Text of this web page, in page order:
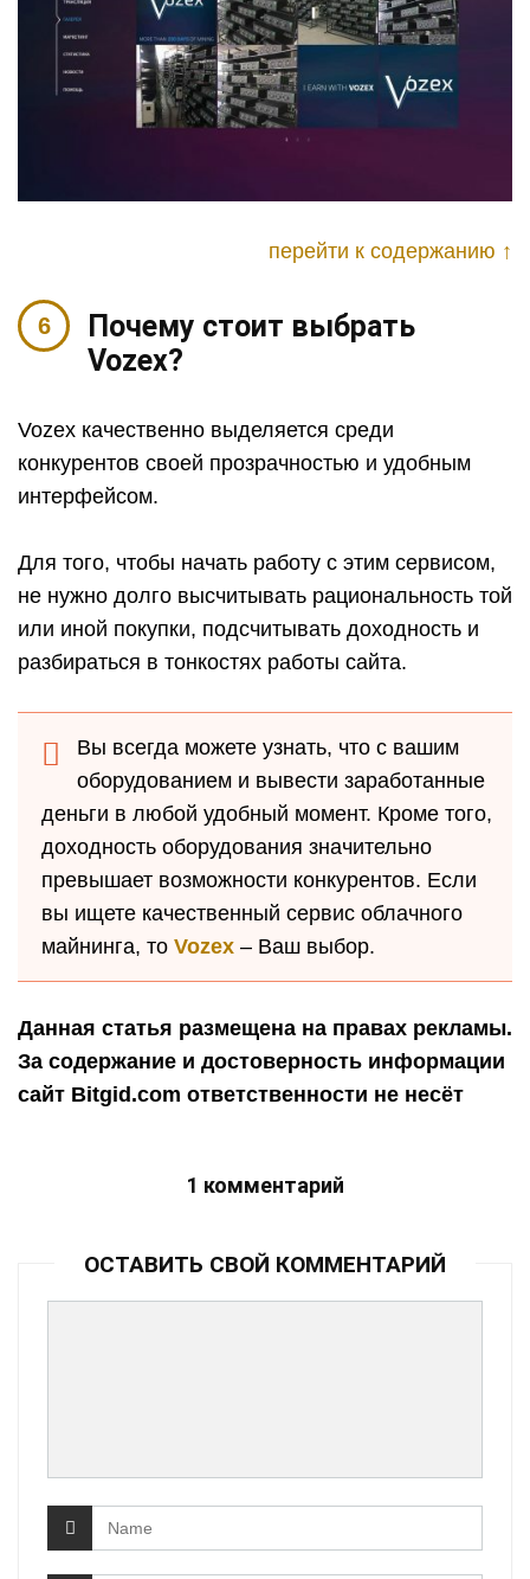
перейти к содержанию ↑
Почему стоит выбрать
Vozex?
Vozex качественно выделяется среди
конкурентов своей прозрачностью и удобным
интерфейсом.
Для того, чтобы начать работу с этим сервисом,
не нужно долго высчитывать рациональность той
или иной покупки, подсчитывать доходность и
разбираться в тонкостях работы сайта.
Вы всегда можете узнать, что с вашим
оборудованием и вывести заработанные
деньги в любой удобный момент. Кроме того,
доходность оборудования значительно
превышает возможности конкурентов. Если
вы ищете качественный сервис облачного
майнинга, то Vozex – Ваш выбор.
Данная статья размещена на правах рекламы.
За содержание и достоверность информации
сайт Bitgid.com ответственности не несёт
1 комментарий
ОСТАВИТЬ СВОЙ КОММЕНТАРИЙ